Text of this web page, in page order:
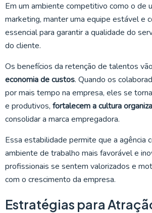
Em um ambiente competitivo como o de
marketing, manter uma equipe estável e
essencial para garantir a qualidade do
do cliente.
Os benefícios da retenção de talentos
economia de custos. Quando os
por mais tempo na empresa, eles se
e produtivos, fortalecem a cultura
consolidar a marca empregadora.
Essa estabilidade permite que a agência
ambiente de trabalho mais favorável e
profissionais se sentem valorizados e
com o crescimento da empresa.
Estratégias para